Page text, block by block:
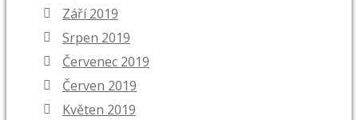
Září 2019
Srpen 2019
Červenec 2019
Červen 2019
Květen 2019